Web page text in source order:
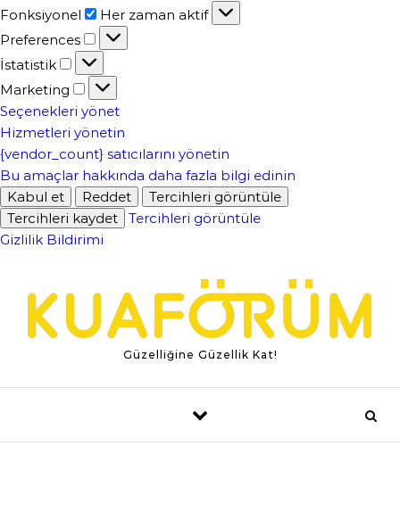
Fonksiyonel Fonksiyonel
Her zaman aktif
Preferences
Preferences
İstatistik
İstatistik
Marketing
Marketing
Seçenekleri yönet
Hizmetleri yönetin
{vendor_count} satıcılarını yönetin
Bu amaçlar hakkında daha fazla bilgi edinin
Kabul et
Reddet
Tercihleri ​​görüntüle
Tercihleri ​​kaydet
Tercihleri ​​görüntüle
Gizlilik Bildirimi
Güzelliğine Güzellik Kat!